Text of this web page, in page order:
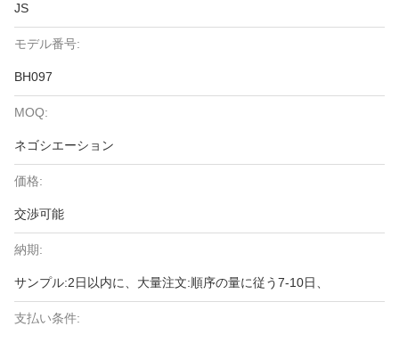
JS
モデル番号:
BH097
MOQ:
ネゴシエーション
価格:
交渉可能
納期:
サンプル:2日以内に、大量注文:順序の量に従う7-10日、
支払い条件: